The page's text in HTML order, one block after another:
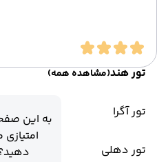
تور هند(مشاهده همه)
تور آگرا
تور دهلی
به این